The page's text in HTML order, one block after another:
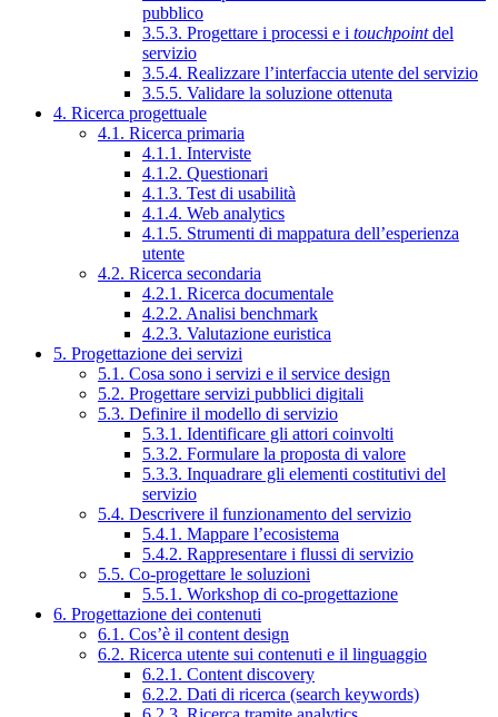
pubblico
3.5.3. Progettare i processi e i touchpointdel
servizio
3.5.4. Realizzare l’interfaccia utente del servizio
3.5.5. Validare la soluzione ottenuta
4. Ricerca progettuale
4.1. Ricerca primaria
4.1.1. Interviste
4.1.2. Questionari
4.1.3. Test di usabilità
4.1.4. Web analytics
4.1.5. Strumenti di mappatura dell’esperienza
utente
4.2. Ricerca secondaria
4.2.1. Ricerca documentale
4.2.2. Analisi benchmark
4.2.3. Valutazione euristica
5. Progettazione dei servizi
5.1. Cosa sono i servizi e il service design
5.2. Progettare servizi pubblici digitali
5.3. Definire il modello di servizio
5.3.1. Identificare gli attori coinvolti
5.3.2. Formulare la proposta di valore
5.3.3. Inquadrare gli elementi costitutivi del
servizio
5.4. Descrivere il funzionamento del servizio
5.4.1. Mappare l’ecosistema
5.4.2. Rappresentare i flussi di servizio
5.5. Co-progettare le soluzioni
5.5.1. Workshop di co-progettazione
6. Progettazione dei contenuti
6.1. Cos’è il content design
6.2. Ricerca utente sui contenuti e il linguaggio
6.2.1. Content discovery
6.2.2. Dati di ricerca (search keywords)